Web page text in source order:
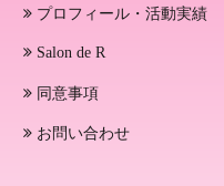
プロフィール・活動実績
Salon de R
同意事項
お問い合わせ